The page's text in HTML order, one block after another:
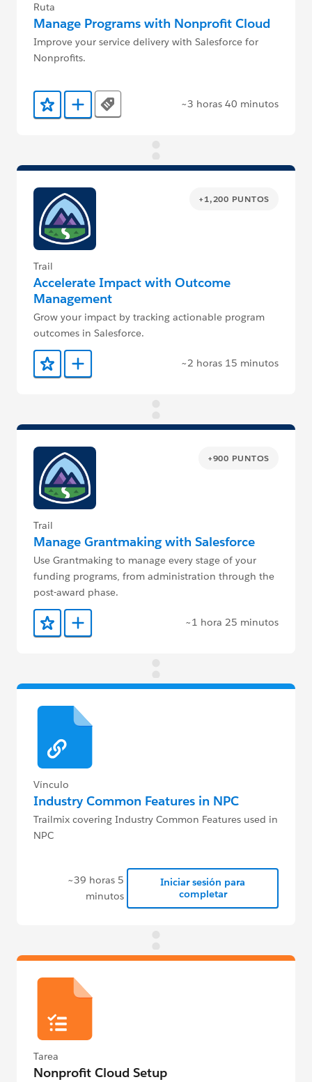
Ruta
Manage Programs with Nonprofit Cloud
Improve your service delivery with Salesforce for
Nonprofits.
Agregar a favoritos
Agregar a Trailmix
Tags ~3 horas 40 minutos
+1,200 PUNTOS
Trail
Accelerate Impact with Outcome
Management
Grow your impact by tracking actionable program
outcomes in Salesforce.
Agregar a favoritos
Agregar a Trailmix ~2 horas 15 minutos
+900 PUNTOS
Trail
Manage Grantmaking with Salesforce
Use Grantmaking to manage every stage of your
funding programs, from administration through the
post-award phase.
Agregar a favoritos
Agregar a Trailmix ~1 hora 25 minutos
Vínculo
Industry Common Features in NPC
Trailmix covering Industry Common Features used in
NPC
~39 horas 5
minutos
Iniciar sesión para
completar
Tarea
Nonprofit Cloud Setup